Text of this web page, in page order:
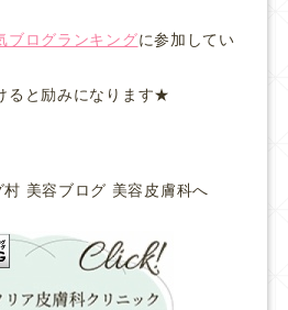
ブログランキングに参加してい
ると励みになります★